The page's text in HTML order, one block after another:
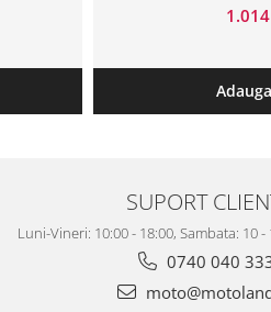
SUPORT
Luni-Vineri: 10:00 - 18:00, Sambata: 10
0740 040